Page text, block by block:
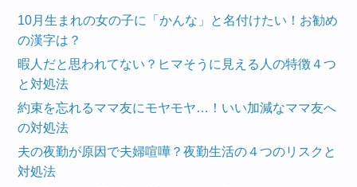
10月生まれの女の子に「かんな」と名付けたい！お勧め
の漢字は？
暇人だと思われてない？ヒマそうに見える人の特徴４つ
と対処法
約束を忘れるママ友にモヤモヤ…！いい加減なママ友へ
の対処法
夫の夜勤が原因で夫婦喧嘩？夜勤生活の４つのリスクと
対処法